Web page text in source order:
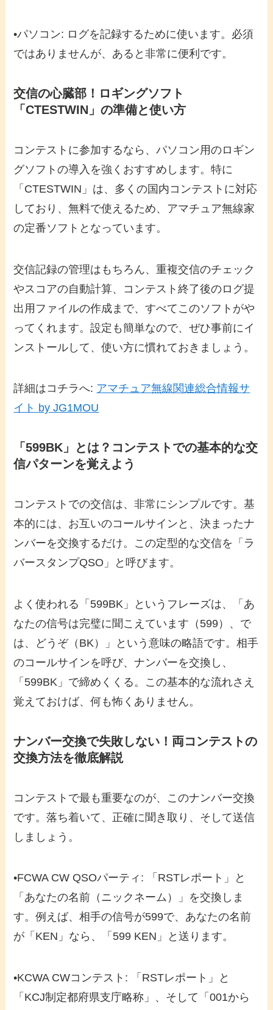
•パソコン: ログを記録するために使います。必須
ではありませんが、あると非常に便利です。
交信の心臓部！ロギングソフト
「CTESTWIN」の準備と使い方
コンテストに参加するなら、パソコン用のロギン
グソフトの導入を強くおすすめします。特に
「 CTESTWIN 」は、多くの国内コンテストに対応
しており、無料で使えるため、アマチュア無線家
の定番ソフトとなっています。
交信記録の管理はもちろん、重複交信のチェック
やスコアの自動計算、コンテスト終了後のログ提
出用ファイルの作成まで、すべてこのソフトがや
ってくれます。設定も簡単なので、ぜひ事前にイ
ンストールして、使い方に慣れておきましょう。
詳細はコチラへ: アマチュア無線関連総合情報サ
イト by JG1MOU
「599BK」とは？コンテストでの基本的な交
信パターンを覚えよう
コンテストでの交信は、非常にシンプルです。基
本的には、お互いのコールサインと、決まったナ
ンバーを交換するだけ。この定型的な交信を「ラ
バースタンプQSO」と呼びます。
よく使われる「599BK」というフレーズは、「あ
なたの信号は完璧に聞こえています（599）、で
は、どうぞ（BK）」という意味の略語です。相手
のコールサインを呼び、ナンバーを交換し、
「599BK」で締めくくる。この基本的な流れさえ
覚えておけば、何も怖くありません。
ナンバー交換で失敗しない！両コンテストの
交換方法を徹底解説
コンテストで最も重要なのが、このナンバー交換
です。落ち着いて、正確に聞き取り、そして送信
しましょう。
•FCWA CW QSOパーティ : 「RSTレポート」と
「あなたの名前（ニックネーム）」を交換しま
す。例えば、相手の信号が599で、あなたの名前
が「KEN」なら、「599 KEN」と送ります。
•KCWA CWコンテスト : 「RSTレポート」と
「KCJ制定都府県支庁略称」、そして「001から